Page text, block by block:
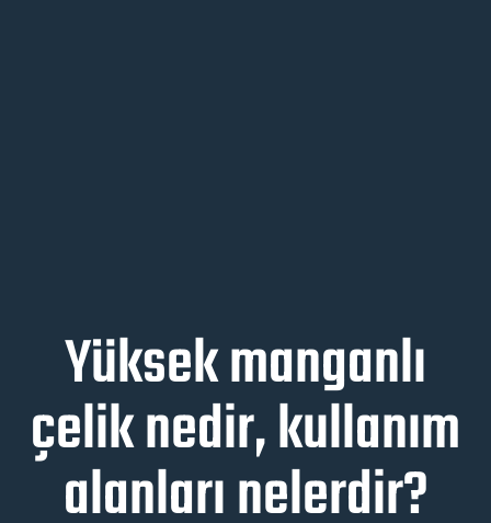
Yüksek manganlı
çelik nedir, kullanım
alanları nelerdir?